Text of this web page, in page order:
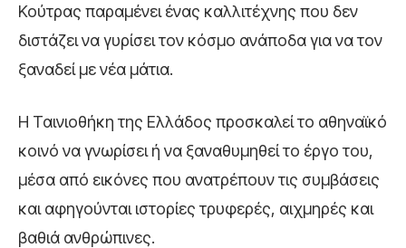
Κούτρας παραμένει ένας καλλιτέχνης που δεν
διστάζει να γυρίσει τον κόσμο ανάποδα για να τον
ξαναδεί με νέα μάτια.
Η Ταινιοθήκη της Ελλάδος προσκαλεί το αθηναϊκό
κοινό να γνωρίσει ή να ξαναθυμηθεί το έργο του,
μέσα από εικόνες που ανατρέπουν τις συμβάσεις
και αφηγούνται ιστορίες τρυφερές, αιχμηρές και
βαθιά ανθρώπινες.